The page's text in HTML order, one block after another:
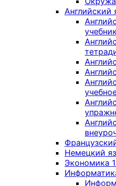
Английский
Немецкий
Экономика